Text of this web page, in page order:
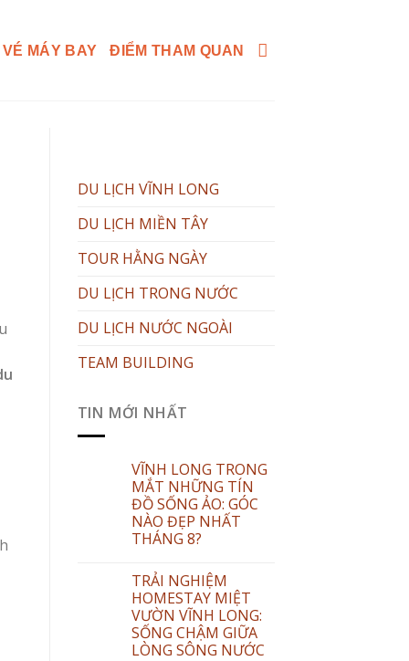
VÉ MÁY BAY ĐIỂM THAM QUAN
DU LỊCH VĨNH LONG
DU LỊCH MIỀN TÂY
TOUR HẰNG NGÀY
DU LỊCH TRONG NƯỚC
DU LỊCH NƯỚC NGOÀI
TEAM BUILDING
TIN MỚI NHẤT
VĨNH LONG TRONG
MẮT NHỮNG TÍN
ĐỒ SỐNG ẢO: GÓC
NÀO ĐẸP NHẤT
THÁNG 8?
TRẢI NGHIỆM
HOMESTAY MIỆT
VƯỜN VĨNH LONG:
SỐNG CHẬM GIỮA
LÒNG SÔNG NƯỚC